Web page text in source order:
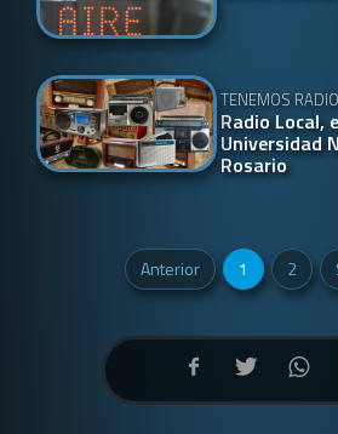
TENEMOS
Radio Local,
Universidad
Rosario
Anterior 1 2